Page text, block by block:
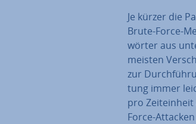
Je kürzer die
Brute-Force-
wör­ter aus
meisten
zur
tung immer
pro
Force-